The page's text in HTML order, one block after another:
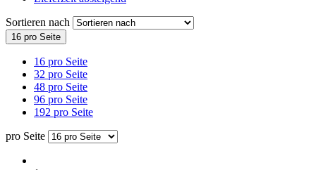
Sortieren nach
16 pro Seite
16 pro Seite
32 pro Seite
48 pro Seite
96 pro Seite
192 pro Seite
pro Seite